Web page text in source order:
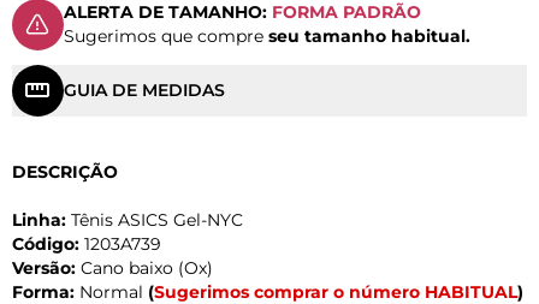
ALERTA DE TAMANHO: FORMA PADRÃO
Sugerimos que compre seu tamanho habitual.
GUIA DE MEDIDAS
DESCRIÇÃO
Linha: Tênis ASICS Gel-NYC
Código: 1203A739
Versão: Cano baixo (Ox)
Forma: Normal (Sugerimos comprar o número HABITUAL)